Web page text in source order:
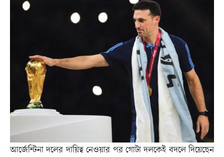
আর্জেন্টিনা দলের দায়িত্ব নেওয়ার পর গোটা দলকেই বদলে দিয়েছেন